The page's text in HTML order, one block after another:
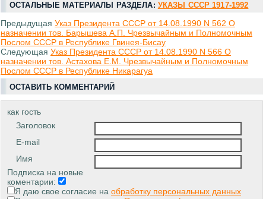
ОСТАЛЬНЫЕ МАТЕРИАЛЫ РАЗДЕЛА: УКАЗЫ СССР 1917-1992
Предыдущая Указ Президента СССР от 14.08.1990 N 562 О
назначении тов. Барышева А.П. Чрезвычайным и Полномочным
Послом СССР в Республике Гвинея-Бисау
Следующая Указ Президента СССР от 14.08.1990 N 566 О
назначении тов. Астахова Е.М. Чрезвычайным и Полномочным
Послом СССР в Республике Никарагуа
ОСТАВИТЬ КОММЕНТАРИЙ
как гость
Заголовок
E-mail
Имя
Подписка на новые
коментарии:
Я даю свое согласие на обработку персональных данных